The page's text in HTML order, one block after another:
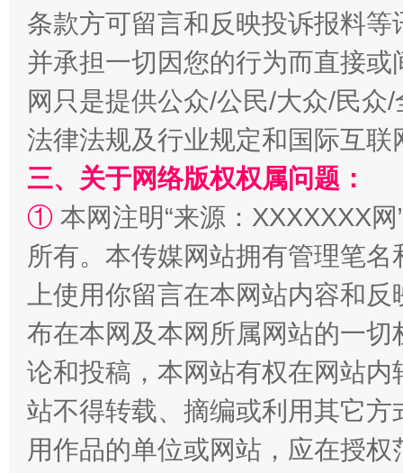
条款方可留言和反映投诉报料
并承担一切因您的行为而直接
网只是提供公众/公民/大众/民
法律法规及行业规定和国际互
三、关于网络版权权属问题：
① 本网注明“来源：XXXXXXX
所有。本传媒网站拥有管理笔
上使用你留言在本网站内容和
布在本网及本网所属网站的一
论和投稿，本网站有权在网站
站不得转载、摘编或利用其它
用作品的单位或网站，应在授